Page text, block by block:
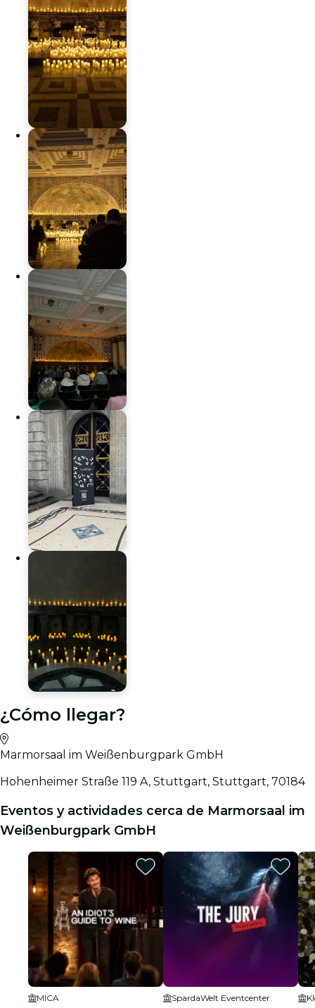
¿Cómo llegar?
Marmorsaal im Weißenburgpark GmbH
Hohenheimer Straße 119 A, Stuttgart, Stuttgart, 70184
Eventos y actividades cerca de Marmorsaal im
Weißenburgpark GmbH
MICA
SpardaWelt Eventcenter